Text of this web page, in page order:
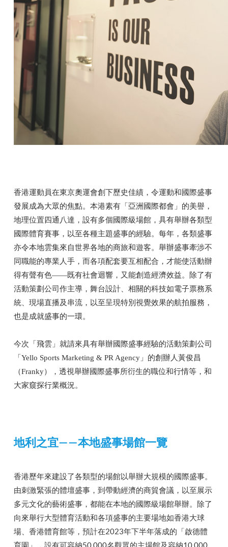
香港運動員在東京奧運會創下歷史佳績，令運動和國際盛事
發展成為大眾的焦點。本港素有「亞洲國際都會」的美譽，
地理位置四通八達，設有多個國際級場館，具有舉辦各類型
國際體育賽事，以至各種主題盛事的經驗。每年，各類盛事
亦令本地雲集來自世界各地的商旅和遊客。舉辦盛事牽涉不
同職能的專業人手，而各項配套要互相配合，才能使活動辦
得有聲有色——既有社會迴響，又能創造經濟效益。除了有
活動策劃公司作主導，舞台設計、相關的科技如電子票務系
統、現場直播及串流，以至呈現特別視覺效果的航拍服務，
也是成就盛事的一環。
今次「飛雲」就請來具有舉辦國際盛事經驗的活動策劃公司
「Yello Sports Marketing & PR Agency」的創辦人黃俊昌
（Franky），透視舉辦國際盛事所衍生的職位和行情等，和
大家窺探行業概況。
地利之宜——本地盛事場館一覽
香港歷年來建設了各類型的場館以舉辦大規模的國際盛事。
由刺激緊張的體壇盛事，到帶動經濟的商貿會議，以至展示
多元文化的藝術盛事，都能在本地的國際級場館舉辦。除了
向來舉行大型體育活動和各項盛事的主要場地如香港大球
場、香港體育館等，預計在2023年下半年落成的「啟德體
育園」，設有可容納50,000名觀眾的主場館及容納10,000